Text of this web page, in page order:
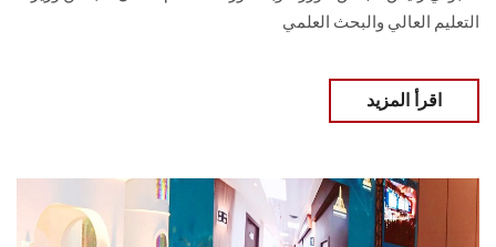
التعليم العالي والبحث العلمي
اقرأ المزيد